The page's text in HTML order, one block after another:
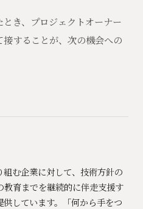
き、プロジェクトオーナー
することが、次の機会への
む企業に対して、技術方針の
育までを継続的に伴走支援す
しています。「何から手をつ